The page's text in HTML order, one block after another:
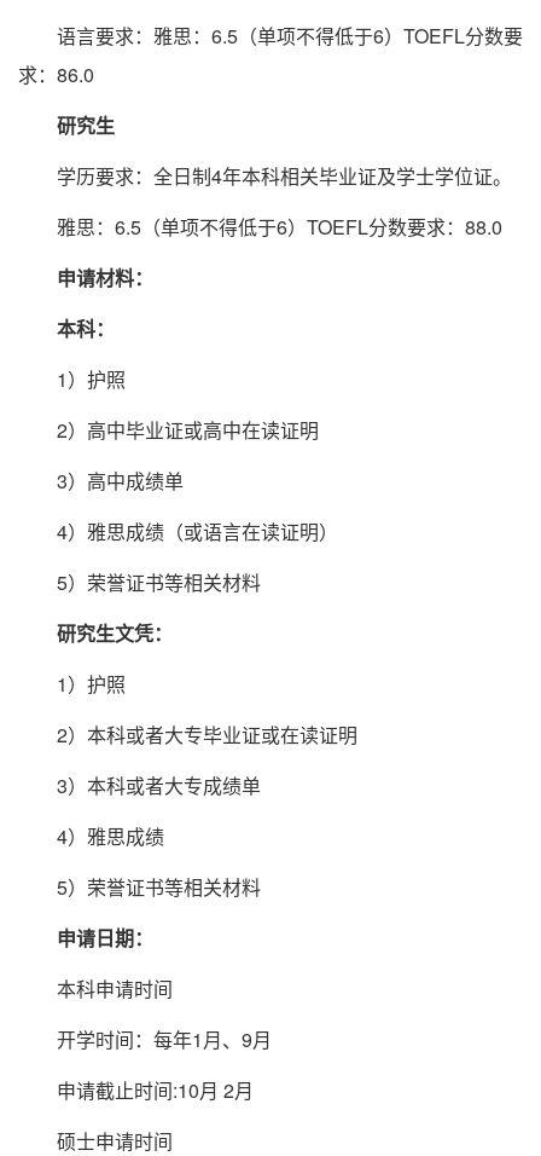
语言要求：雅思：6.5（单项不得低于6）TOEFL分数要
求：86.0
研究生
学历要求：全日制4年本科相关毕业证及学士学位证。
雅思：6.5（单项不得低于6）TOEFL分数要求：88.0
申请材料：
本科：
1）护照
2）高中毕业证或高中在读证明
3）高中成绩单
4）雅思成绩（或语言在读证明）
5）荣誉证书等相关材料
研究生文凭：
1）护照
2）本科或者大专毕业证或在读证明
3）本科或者大专成绩单
4）雅思成绩
5）荣誉证书等相关材料
申请日期：
本科申请时间
开学时间：每年1月、9月
申请截止时间:10月 2月
硕士申请时间